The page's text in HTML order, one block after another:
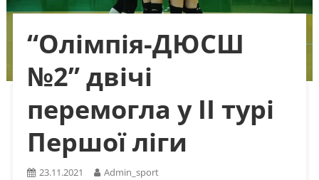
“Олімпія-ДЮСШ
№2” двічі
перемогла у ІІ турі
Першої ліги
23.11.2021 Admin_sport